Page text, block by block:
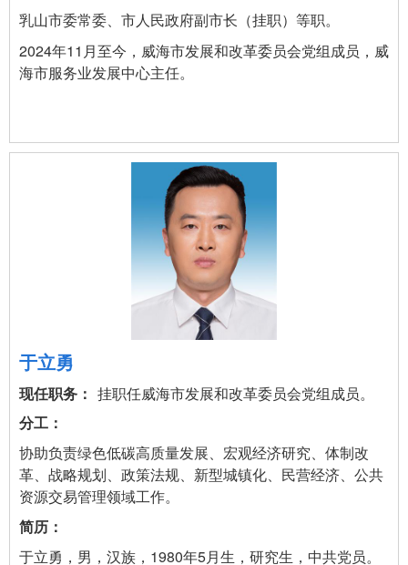
乳山市委常委、市人民政府副市长（挂职）等职。
2024年11月至今，威海市发展和改革委员会党组成员，威
海市服务业发展中心主任。
于立勇
挂职任威海市发展和改革委员会党组成员。
协助负责绿色低碳高质量发展、宏观经济研究、体制改
革、战略规划、政策法规、新型城镇化、民营经济、公共
资源交易管理领域工作。
于立勇，男，汉族，1980年5月生，研究生，中共党员。